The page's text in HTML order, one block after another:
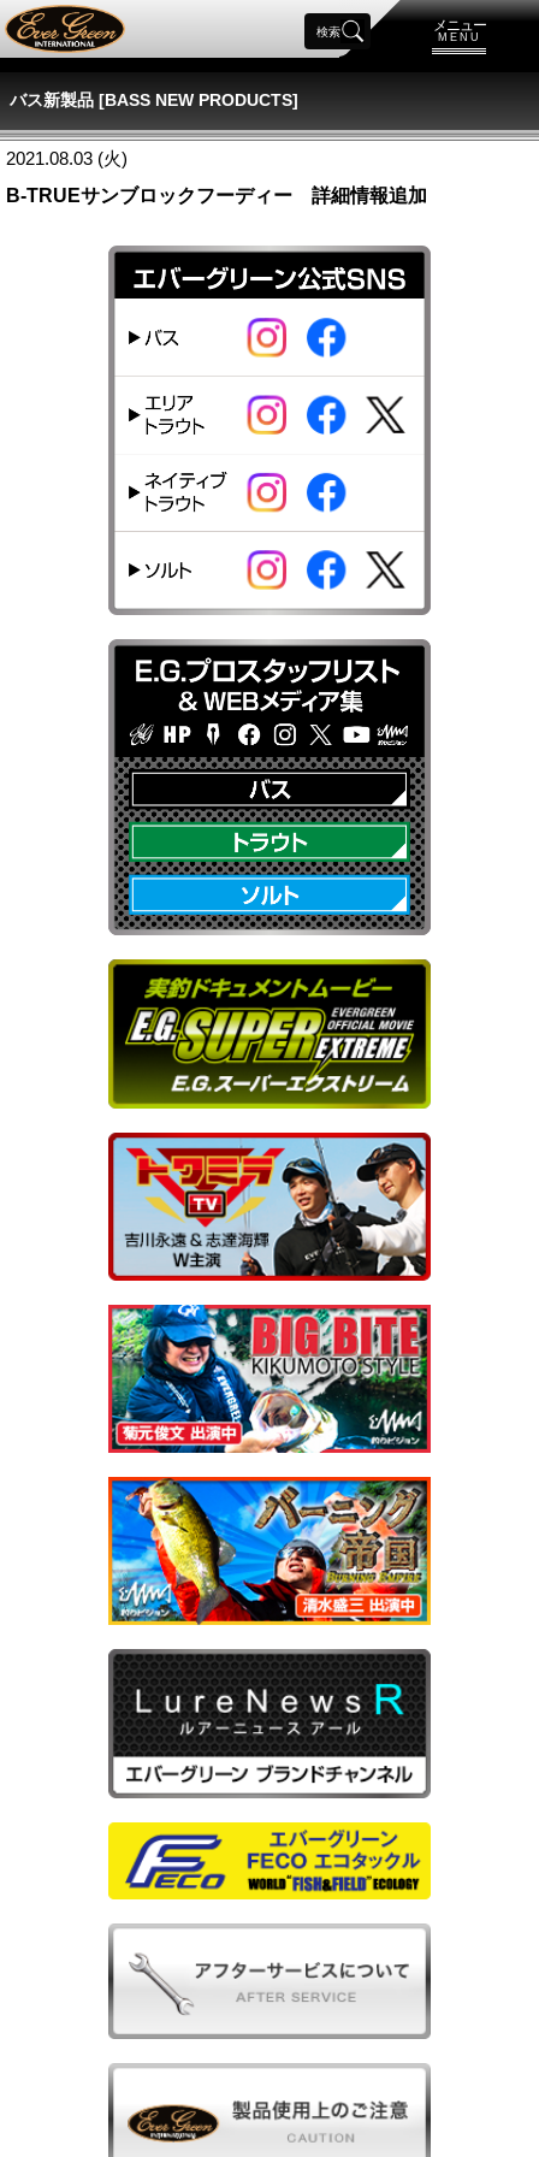
メニュー
MENU
検索
バス新製品 [BASS NEW PRODUCTS]
2021.08.03 (火)
B-TRUEサンブロックフーディー 詳細情報追加